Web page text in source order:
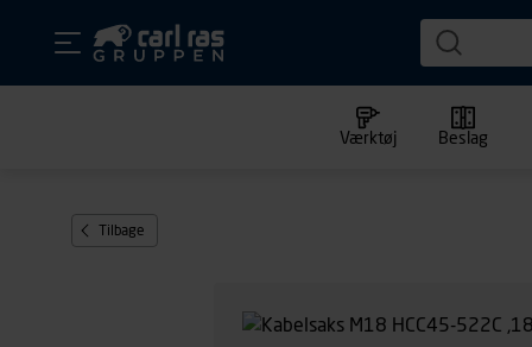
Værktøj Beslag
Tilbage